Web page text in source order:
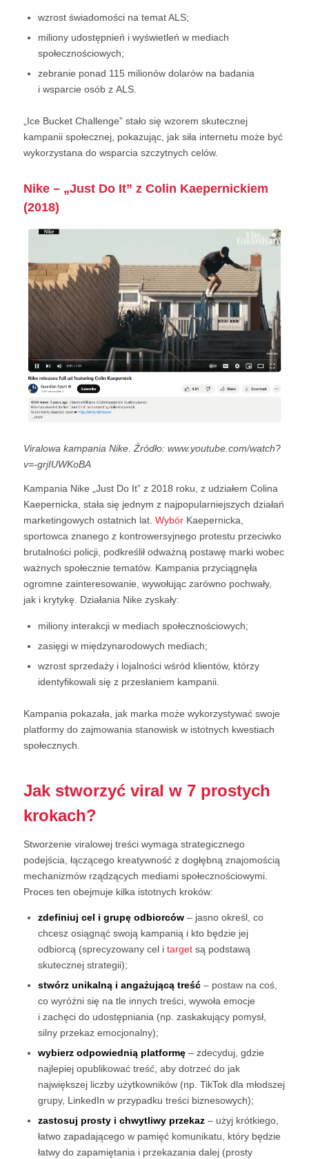
wzrost świadomości na temat ALS;
miliony udostępnień i wyświetleń w mediach
społecznościowych;
zebranie ponad 115 milionów dolarów na badania
i wsparcie osób z ALS.
„Ice Bucket Challenge” stało się wzorem skutecznej
kampanii społecznej, pokazując, jak siła internetu może być
wykorzystana do wsparcia szczytnych celów.
Nike – „Just Do It” z Colin Kaepernickiem
(2018)
Viralowa kampania Nike. Źródło: www.youtube.com/watch?
v=-grjIUWKoBA
Kampania Nike „Just Do It” z 2018 roku, z udziałem Colina
Kaepernicka, stała się jednym z najpopularniejszych działań
marketingowych ostatnich lat. WybórKaepernicka,
sportowca znanego z kontrowersyjnego protestu przeciwko
brutalności policji, podkreślił odważną postawę marki wobec
ważnych społecznie tematów. Kampania przyciągnęła
ogromne zainteresowanie, wywołując zarówno pochwały,
jak i krytykę. Działania Nike zyskały:
miliony interakcji w mediach społecznościowych;
zasięgi w międzynarodowych mediach;
wzrost sprzedaży i lojalności wśród klientów, którzy
identyfikowali się z przesłaniem kampanii.
Kampania pokazała, jak marka może wykorzystywać swoje
platformy do zajmowania stanowisk w istotnych kwestiach
społecznych.
Jak stworzyć viral w 7 prostych
krokach?
Stworzenie viralowej treści wymaga strategicznego
podejścia, łączącego kreatywność z dogłębną znajomością
mechanizmów rządzących mediami społecznościowymi.
Proces ten obejmuje kilka istotnych kroków:
zdefiniuj cel i grupę odbiorców– jasno określ, co
chcesz osiągnąć swoją kampanią i kto będzie jej
odbiorcą (sprecyzowany cel i targetsą podstawą
skutecznej strategii);
stwórz unikalną i angażującą treść– postaw na coś,
co wyróżni się na tle innych treści, wywoła emocje
i zachęci do udostępniania (np. zaskakujący pomysł,
silny przekaz emocjonalny);
wybierz odpowiednią platformę– zdecyduj, gdzie
najlepiej opublikować treść, aby dotrzeć do jak
największej liczby użytkowników (np. TikTok dla młodszej
grupy, LinkedIn w przypadku treści biznesowych);
zastosuj prosty i chwytliwy przekaz– użyj krótkiego,
łatwo zapadającego w pamięć komunikatu, który będzie
łatwy do zapamiętania i przekazania dalej (prosty